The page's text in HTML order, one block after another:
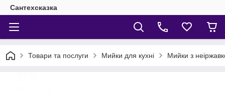
Сантехсказка
Товари та послуги Мийки для кухні Мийки з